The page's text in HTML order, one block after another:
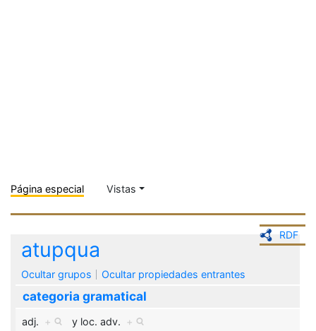
Página especial Vistas
RDF
atupqua
Ocultar grupos Ocultar propiedades entrantes
categoria gramatical
adj. + y loc. adv. +